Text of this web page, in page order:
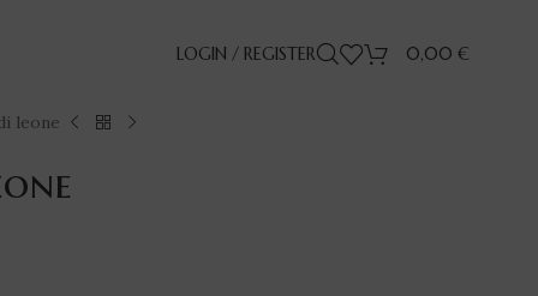
LOGIN / REGISTER 0,00 €
leone